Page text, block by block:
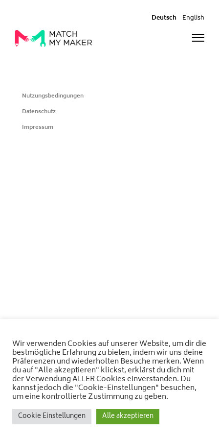
Deutsch English
Nutzungsbedingungen
Datenschutz
Impressum
Wir verwenden Cookies auf unserer Website, um dir die
bestmögliche Erfahrung zu bieten, indem wir uns deine
Präferenzen und wiederholten Besuche merken. Wenn
du auf "Alle akzeptieren" klickst, erklärst du dich mit
der Verwendung ALLER Cookies einverstanden. Du
kannst jedoch die "Cookie-Einstellungen" besuchen,
um eine kontrollierte Zustimmung zu geben.
Cookie Einstellungen Alle akzeptieren